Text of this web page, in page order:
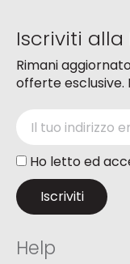
Iscriviti
Rimani
offerte esclusive.
Ho letto ed
Help